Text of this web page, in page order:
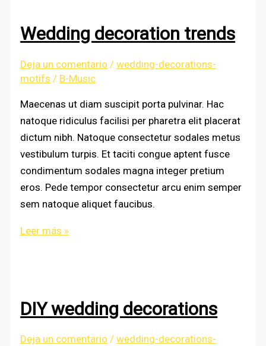
Wedding decoration trends
Deja un comentario /wedding-decorations-
motifs / B-Music
Maecenas ut diam suscipit porta pulvinar. Hac
natoque ridiculus facilisi per pharetra elit placerat
dictum nibh. Natoque consectetur sodales metus
vestibulum turpis. Et taciti congue aptent fusce
condimentum sodales magna integer pretium
eros. Pede tempor consectetur arcu enim semper
sem natoque aliquet faucibus.
Wedding
Leer más »
DIY wedding decorations
Deja un comentario /wedding-decorations-